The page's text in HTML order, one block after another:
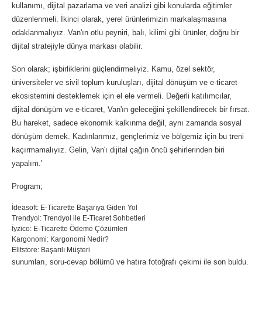
kullanımı, dijital pazarlama ve veri analizi gibi konularda eğitimler
düzenlenmeli. İkinci olarak, yerel ürünlerimizin markalaşmasına
odaklanmalıyız. Van'ın otlu peyniri, balı, kilimi gibi ürünler, doğru bir
dijital stratejiyle dünya markası olabilir.
Son olarak; işbirliklerini güçlendirmeliyiz. Kamu, özel sektör,
üniversiteler ve sivil toplum kuruluşları, dijital dönüşüm ve e-ticaret
ekosistemini desteklemek için el ele vermeli. Değerli katılımcılar,
dijital dönüşüm ve e-ticaret, Van'ın geleceğini şekillendirecek bir fırsat.
Bu hareket, sadece ekonomik kalkınma değil, aynı zamanda sosyal
dönüşüm demek. Kadınlarımız, gençlerimiz ve bölgemiz için bu treni
kaçırmamalıyız. Gelin, Van'ı dijital çağın öncü şehirlerinden biri
yapalım.'
Program;
İdeasoft: E-Ticarette Başarıya Giden Yol
Trendyol: Trendyol ile E-Ticaret Sohbetleri
İyzico: E-Ticarette Ödeme Çözümleri
Kargonomi: Kargonomi Nedir?
Elitstore: Başarılı Müşteri
sunumları, soru-cevap bölümü ve hatıra fotoğrafı çekimi ile son buldu.